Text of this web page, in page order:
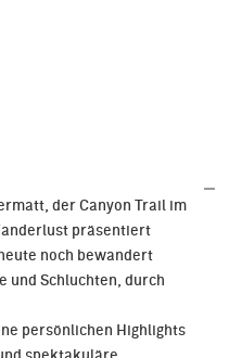
der Canyon Trail im
präsentiert
noch bewandert
und Schluchten, durch
persönlichen Highlights